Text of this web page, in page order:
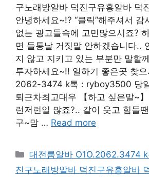
구노래방알바 덕진구유흥알바 덕
안녕하세요~!? “클릭”해주셔서 감
없는 광고들속에 고민많으시죠?
면 들통날 거짓말 안하겠습니다..
지 않고 지키고 있는 부분만 말할
투자하세요~!! 일하기 좋은곳 찾
2062-3474 k톡 : ryboy3500 당
퇴근차최고대우 【하고 싶은말~
런저런일 많죠?.. 같이 웃고 힘들
구~맘 … Read more
카
테
대전룸알바 O1O.2062.3474
진구노래방알바 덕진구유흥알바